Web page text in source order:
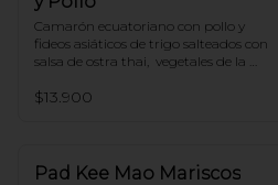
Camarón ecuatoriano con pollo y
fideos asiáticos de trigo salteados con
salsa de ostra thai,  vegetales de la
$13.900
Pad Kee Mao Mariscos